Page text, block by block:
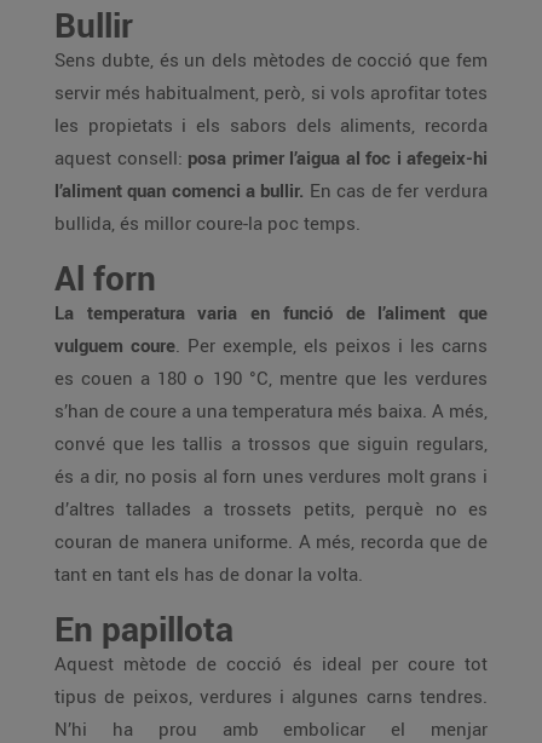
Bullir
Sens dubte, és un dels mètodes de cocció que fem
servir més habitualment, però, si vols aprofitar totes
les propietats i els sabors dels aliments, recorda
aquest consell: posa primer l’aigua al foc i afegeix-hi
l’aliment quan comenci a bullir. En cas de fer verdura
bullida, és millor coure-la poc temps.
Al forn
La temperatura varia en funció de l’aliment que
vulguem coure. Per exemple, els peixos i les carns
es couen a 180 o 190 °C, mentre que les verdures
s’han de coure a una temperatura més baixa. A més,
convé que les tallis a trossos que siguin regulars,
és a dir, no posis al forn unes verdures molt grans i
d’altres tallades a trossets petits, perquè no es
couran de manera uniforme. A més, recorda que de
tant en tant els has de donar la volta.
En papillota
Aquest mètode de cocció és ideal per coure tot
tipus de peixos, verdures i algunes carns tendres.
N’hi ha prou amb embolicar el menjar